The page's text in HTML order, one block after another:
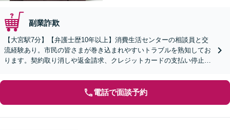
副業詐欺
【大宮駅7分】【弁護士歴10年以上】消費生活センターの相談員と交
流経験あり。市民の皆さまが巻き込まれやすいトラブルを熟知してお
ります。契約取り消しや返金請求、クレジットカードの支払い停止な
電話で面談予約